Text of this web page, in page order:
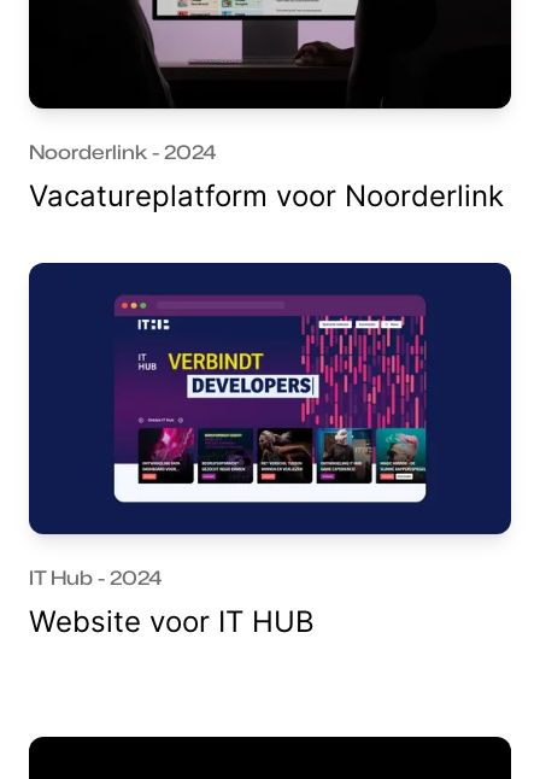
Noorderlink - 2024
Vacatureplatform voor Noorderlink
IT Hub - 2024
Website voor IT HUB